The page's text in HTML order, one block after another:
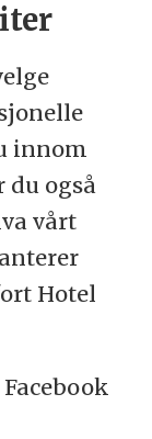
innom
du også
vårt
Hotel